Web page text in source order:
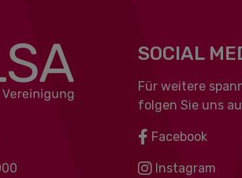
SOCIAL
Für weitere
folgen Sie uns
Facebook
Instagram